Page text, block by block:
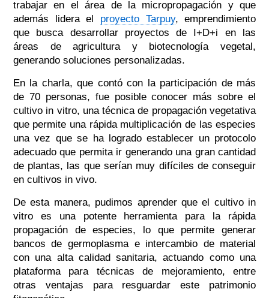
trabajar en el área de la micropropagación y que
además lidera el proyecto Tarpuy, emprendimiento
que busca desarrollar proyectos de I+D+i en las
áreas de agricultura y biotecnología vegetal,
generando soluciones personalizadas.
En la charla, que contó con la participación de más
de 70 personas, fue posible conocer más sobre el
cultivo in vitro, una técnica de propagación vegetativa
que permite una rápida multiplicación de las especies
una vez que se ha logrado establecer un protocolo
adecuado que permita ir generando una gran cantidad
de plantas, las que serían muy difíciles de conseguir
en cultivos in vivo.
De esta manera, pudimos aprender que el cultivo in
vitro es una potente herramienta para la rápida
propagación de especies, lo que permite generar
bancos de germoplasma e intercambio de material
con una alta calidad sanitaria, actuando como una
plataforma para técnicas de mejoramiento, entre
otras ventajas para resguardar este patrimonio